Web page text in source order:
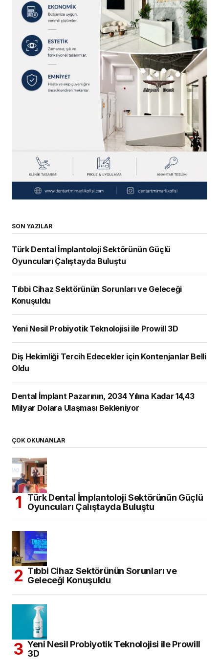
SON YAZILAR
Türk Dental İmplantoloji Sektörünün Güçlü
Oyuncuları Çalıştayda Buluştu
Tıbbi Cihaz Sektörünün Sorunları ve Geleceği
Konuşuldu
Yeni Nesil Probiyotik Teknolojisi ile Prowill 3D
Diş Hekimliği Tercih Edecekler için Kontenjanlar Belli
Oldu
Dental İmplant Pazarının, 2034 Yılına Kadar 14,43
Milyar Dolara Ulaşması Bekleniyor
ÇOK OKUNANLAR
Türk Dental İmplantoloji Sektörünün Güçlü
Oyuncuları Çalıştayda Buluştu
Tıbbi Cihaz Sektörünün Sorunları ve
Geleceği Konuşuldu
Yeni Nesil Probiyotik Teknolojisi ile Prowill
3D